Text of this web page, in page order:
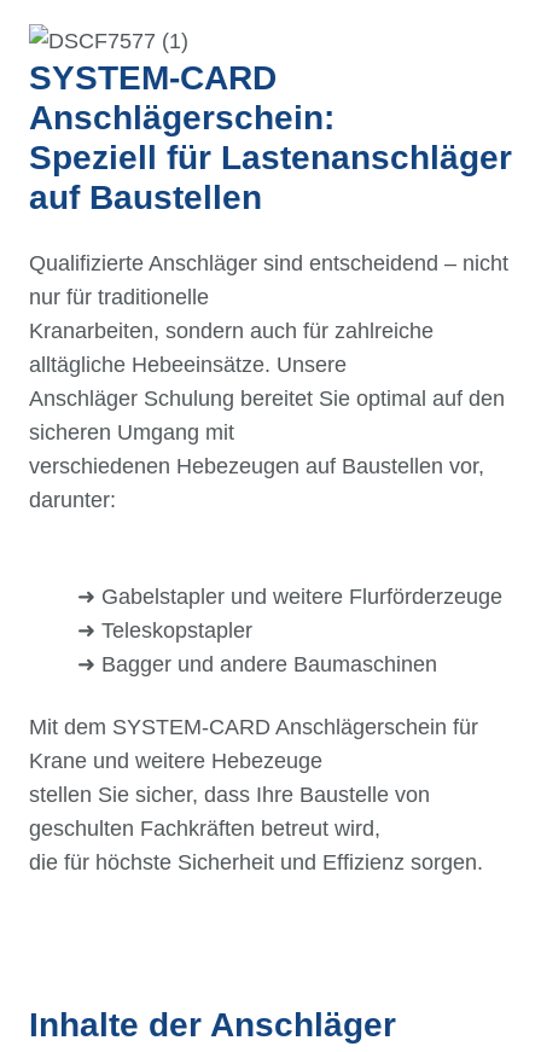
SYSTEM-CARD
Anschlägerschein:
Speziell für Lastenanschläger
auf Baustellen
Qualifizierte Anschläger sind entscheidend – nicht
nur für traditionelle
Kranarbeiten, sondern auch für zahlreiche
alltägliche Hebeeinsätze. Unsere
Anschläger Schulung bereitet Sie optimal auf den
sicheren Umgang mit
verschiedenen Hebezeugen auf Baustellen vor,
darunter:
➜ Gabelstapler und weitere Flurförderzeuge
➜ Teleskopstapler
➜ Bagger und andere Baumaschinen
Mit dem SYSTEM-CARD Anschlägerschein für
Krane und weitere Hebezeuge
stellen Sie sicher, dass Ihre Baustelle von
geschulten Fachkräften betreut wird,
die für höchste Sicherheit und Effizienz sorgen.
Inhalte der Anschläger